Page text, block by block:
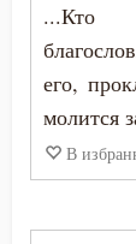
Страшный
Стыд
Суета
...Кто
его,
молится
В